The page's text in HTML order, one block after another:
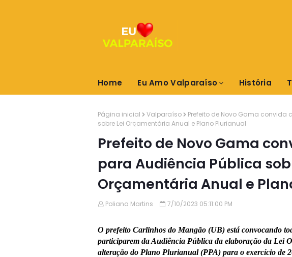
Home Eu Amo Valparaíso História
Página inicial Valparaíso
Prefeito de Novo Gama
sobre Lei Orçamentária Anual e Plano Plurianual
Prefeito de Novo Gama
para Audiência Pública
Orçamentária Anual e
Poliana Martins 7/10/2023 05:11:00 PM
O prefeito Carlinhos do Mangão (UB) está convocando
participarem da Audiência Pública da elaboração da Lei
alteração do Plano Plurianual (PPA) para o exercício de